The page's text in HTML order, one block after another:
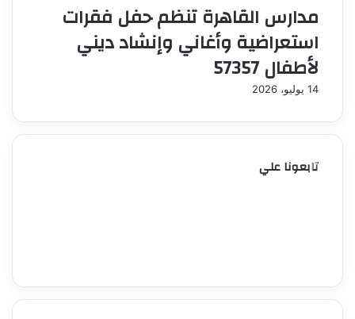
مدارس القاهرة تنظم حفل فقرات
استعراضية وأغاني وإنشاد ديني
لأطفال 57357
14 يوليو، 2026
تابعونا علي